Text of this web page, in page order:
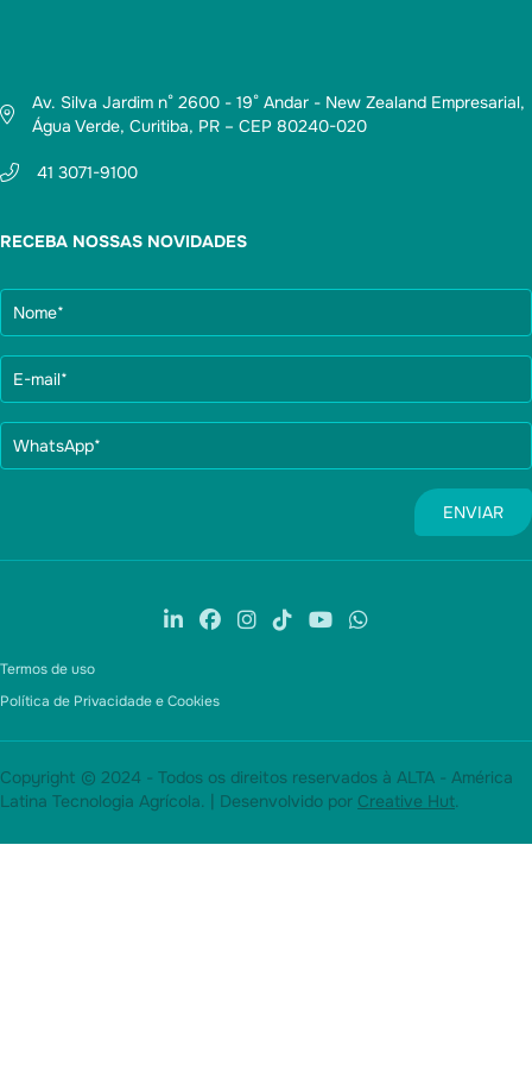
Av. Silva Jardim n° 2600 - 19° Andar - New Zealand Empresarial,
Água Verde, Curitiba, PR – CEP 80240-020
41 3071-9100
RECEBA NOSSAS NOVIDADES
Termos de uso
Política de Privacidade e Cookies
Copyright © 2024 - Todos os direitos reservados à ALTA - América
Latina Tecnologia Agrícola. | Desenvolvido por Creative Hut.